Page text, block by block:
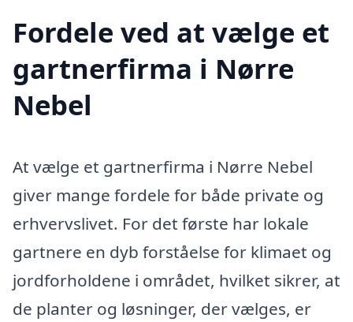
Fordele ved at vælge et
gartnerfirma i Nørre
Nebel
At vælge et gartnerfirma i Nørre Nebel
giver mange fordele for både private og
erhvervslivet. For det første har lokale
gartnere en dyb forståelse for klimaet og
jordforholdene i området, hvilket sikrer, at
de planter og løsninger, der vælges, er